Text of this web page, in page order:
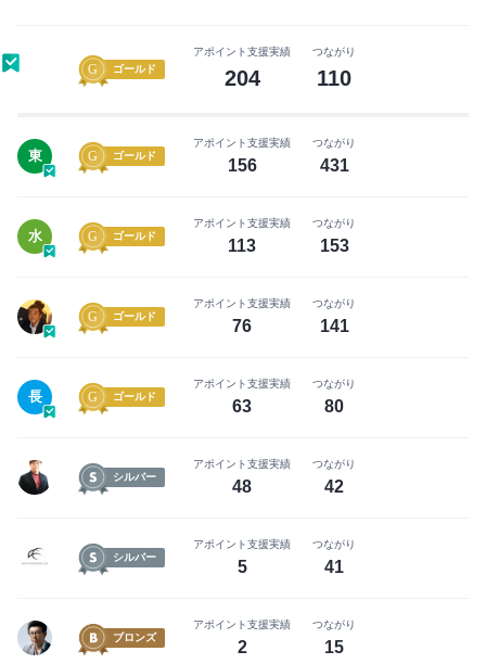
ゴールド
アポイント支援実績
204
つながり
110
東 ゴールド
アポイント支援実績
156
つながり
431
水 ゴールド
アポイント支援実績
113
つながり
153
ゴールド
アポイント支援実績
76
つながり
141
長 ゴールド
アポイント支援実績
63
つながり
80
シルバー
アポイント支援実績
48
つながり
42
シルバー
アポイント支援実績
5
つながり
41
ブロンズ
アポイント支援実績
2
つながり
15
会
録
ま
う！
まずは無料会員登録
ち
に
り
ま
まずは無料会員登録
ロ
グ